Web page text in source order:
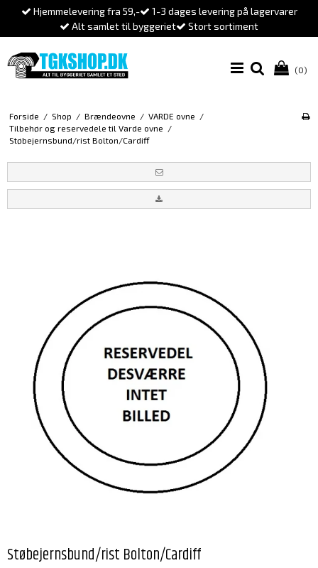
Hjemmelevering fra 59,-
1-3 dages levering på lagervarer
Alt samlet til byggeriet
Stort sortiment
(0)
Forside / Shop / Brændeovne / VARDE ovne /
Tilbehør og reservedele til Varde ovne /
Støbejernsbund/rist Bolton/Cardiff
Støbejernsbund/rist Bolton/Cardiff